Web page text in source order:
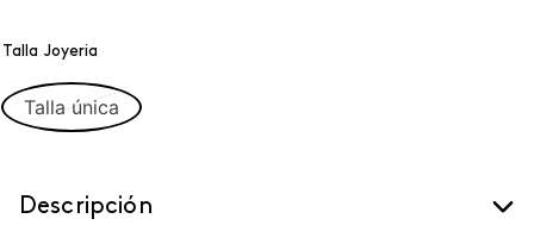
Talla Joyeria
Talla única
Descripción